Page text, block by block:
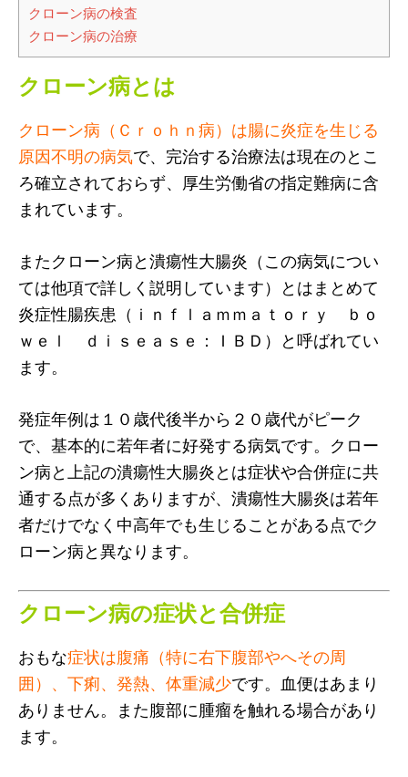
クローン病の検査
クローン病の治療
クローン病とは
クローン病（Ｃｒｏｈｎ病）は腸に炎症を生じる
原因不明の病気で、完治する治療法は現在のとこ
ろ確立されておらず、厚生労働省の指定難病に含
まれています。
またクローン病と潰瘍性大腸炎（この病気につい
ては他項で詳しく説明しています）とはまとめて
炎症性腸疾患（ｉｎｆｌａｍｍａｔｏｒｙ ｂｏ
ｗｅｌ ｄｉｓｅａｓｅ：ＩＢＤ）と呼ばれてい
ます。
発症年例は１０歳代後半から２０歳代がピーク
で、基本的に若年者に好発する病気です。クロー
ン病と上記の潰瘍性大腸炎とは症状や合併症に共
通する点が多くありますが、潰瘍性大腸炎は若年
者だけでなく中高年でも生じることがある点でク
ローン病と異なります。
クローン病の症状と合併症
おもな症状は腹痛（特に右下腹部やへその周
囲）、下痢、発熱、体重減少です。血便はあまり
ありません。また腹部に腫瘤を触れる場合があり
ます。